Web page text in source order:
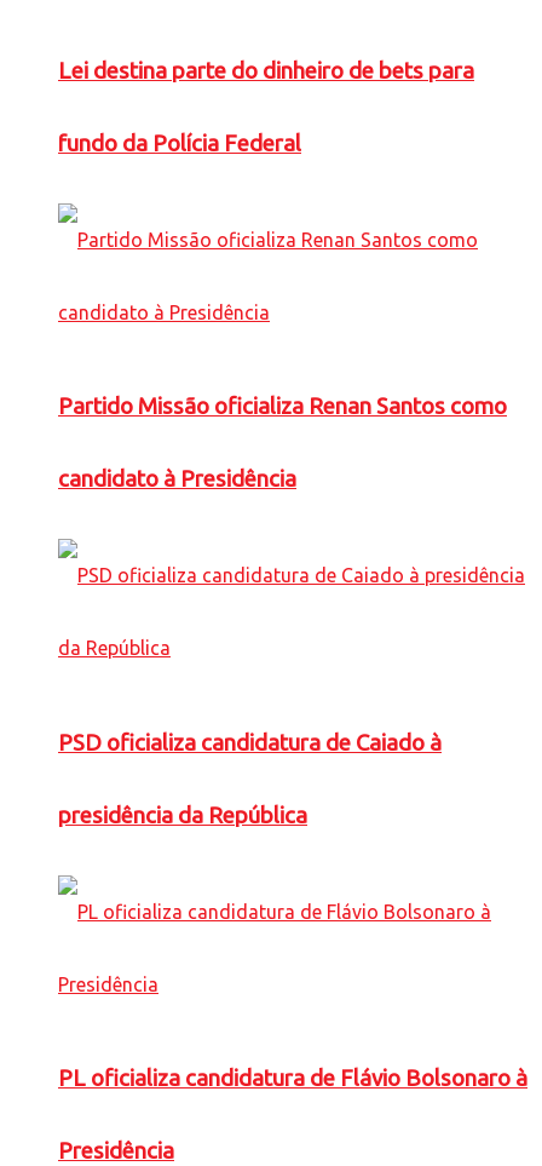
Lei destina parte do dinheiro de bets para
fundo da Polícia Federal
Partido Missão oficializa Renan Santos como
candidato à Presidência
PSD oficializa candidatura de Caiado à
presidência da República
PL oficializa candidatura de Flávio Bolsonaro à
Presidência